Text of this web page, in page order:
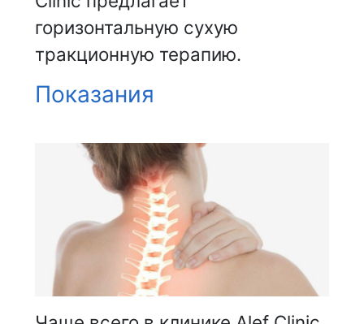
горизонтальную сухую
тракционную терапию.
Показания